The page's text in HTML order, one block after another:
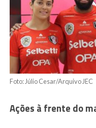
Foto: Júlio Cesar/Arquivo JEC
Ações à frente do